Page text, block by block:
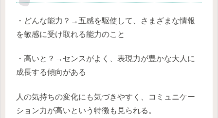
・どんな能力？→五感を駆使して、さまざまな情報
を敏感に受け取れる能力のこと
・高いと？→センスがよく、表現力が豊かな大人に
成長する傾向がある
人の気持ちの変化にも気づきやすく、コミュニケー
ション力が高いという特徴も見られる。